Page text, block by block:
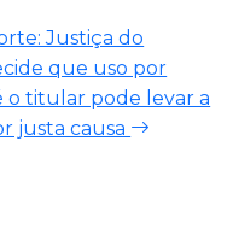
Justiça do
que uso por
o titular pode levar a
justa causa